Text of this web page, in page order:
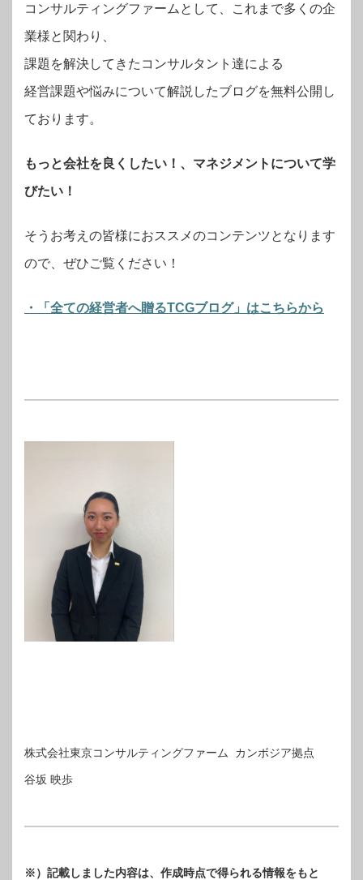
コンサルティングファームとして、これまで多くの企
業様と関わり、
課題を解決してきたコンサルタント達による
経営課題や悩みについて解説したブログを無料公開し
ております。
もっと会社を良くしたい！、マネジメントについて学
びたい！
そうお考えの皆様におススメのコンテンツとなります
ので、ぜひご覧ください！
・「全ての経営者へ贈るTCGブログ」はこちらから
株式会社東京コンサルティングファーム カンボジア拠点
谷坂 映歩
※）記載しました内容は、作成時点で得られる情報をもと